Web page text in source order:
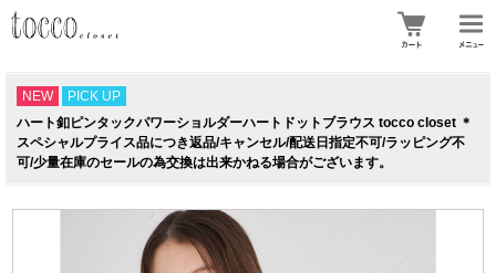
NEW
PICK UP
ハート釦ピンタックパワーショルダーハートドットブラウス tocco closet ＊
スペシャルプライス品につき返品/キャンセル/配送日指定不可/ラッピング不
可/少量在庫のセールの為交換は出来かねる場合がございます。